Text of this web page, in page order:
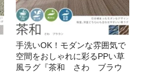
手洗いOK！モダンな雰囲気で
空間をおしゃれに彩るPPい草
風ラグ『茶和 さわ ブラウ